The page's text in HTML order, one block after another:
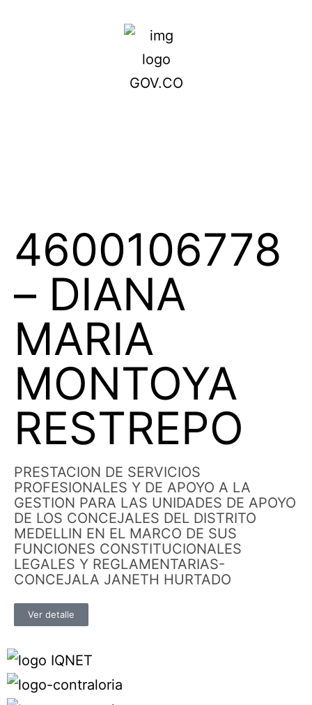
4600106778
– DIANA
MARIA
MONTOYA
RESTREPO
PRESTACION DE SERVICIOS
PROFESIONALES Y DE APOYO A LA
GESTION PARA LAS UNIDADES DE APOYO
DE LOS CONCEJALES DEL DISTRITO
MEDELLIN EN EL MARCO DE SUS
FUNCIONES CONSTITUCIONALES
LEGALES Y REGLAMENTARIAS-
CONCEJALA JANETH HURTADO
Ver detalle